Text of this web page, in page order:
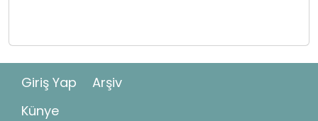
Giriş Yap
Arşiv
Künye